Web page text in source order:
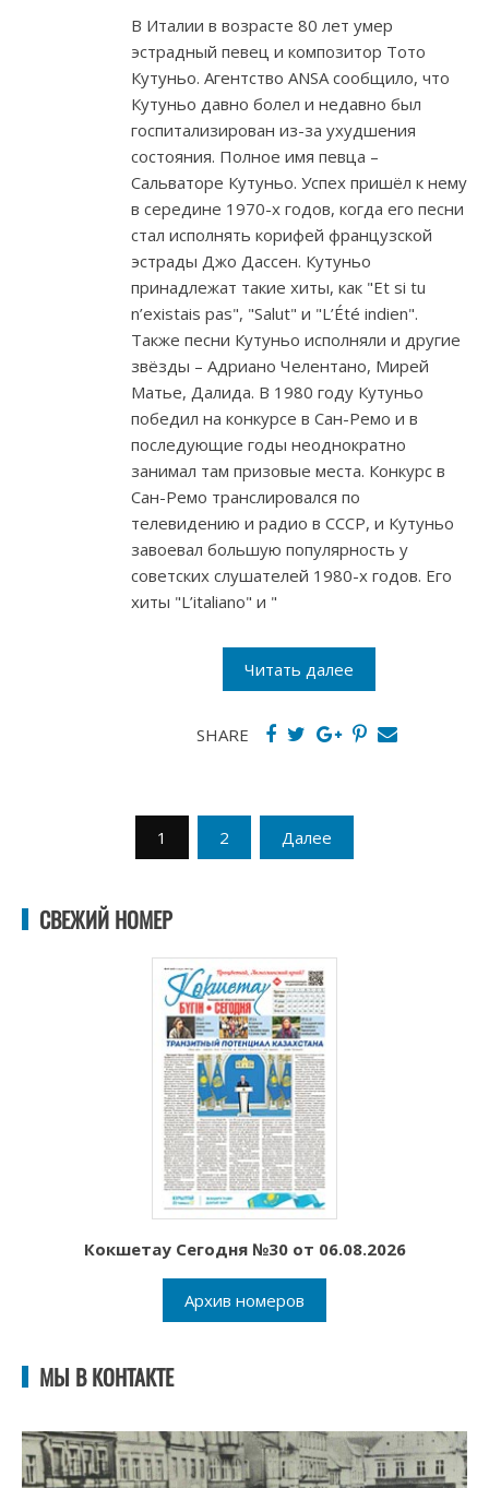
В Италии в возрасте 80 лет умер
эстрадный певец и композитор Тото
Кутуньо. Агентство ANSA сообщило, что
Кутуньо давно болел и недавно был
госпитализирован из-за ухудшения
состояния. Полное имя певца –
Сальваторе Кутуньо. Успех пришёл к нему
в середине 1970-х годов, когда его песни
стал исполнять корифей французской
эстрады Джо Дассен. Кутуньо
принадлежат такие хиты, как "Et si tu
n’existais pas", "Salut" и "L’Été indien".
Также песни Кутуньо исполняли и другие
звёзды – Адриано Челентано, Мирей
Матье, Далида. В 1980 году Кутуньо
победил на конкурсе в Сан-Ремо и в
последующие годы неоднократно
занимал там призовые места. Конкурс в
Сан-Ремо транслировался по
телевидению и радио в СССР, и Кутуньо
завоевал большую популярность у
советских слушателей 1980-х годов. Его
хиты "L’italianо" и "
Читать далее
SHARE
1 2 Далее
СВЕЖИЙ НОМЕР
Кокшетау Сегодня №30 от 06.08.2026
Архив номеров
МЫ В КОНТАКТЕ